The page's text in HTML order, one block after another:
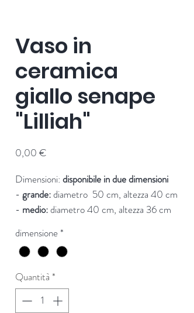
Vaso in
ceramica
giallo senape
"Lilliah"
0,00 €
Dimensioni: disponibile in due dimensioni
- grande:diametro 50 cm, altezza 40 cm
- medio:diametro 40 cm, altezza 36 cm
Fornitore: PTMD
dimensione*
Quantità *